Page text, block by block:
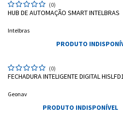
Entendi
(0)
HUB DE AUTOMAÇÃO SMART INTELBRAS
Intelbras
PRODUTO
(0)
FECHADURA INTELIGENTE DIGITAL
Geonav
PRODUTO INDISPONÍVEL